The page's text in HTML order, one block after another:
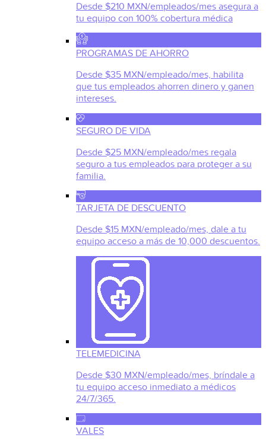
Desde $210 MXN/empleados/mes asegura a
tu equipo con 100% cobertura médica
PROGRAMAS DE AHORRO
Desde $35 MXN/empleado/mes, habilita
que tus empleados ahorren dinero y ganen
intereses.
SEGURO DE VIDA
Desde $25 MXN/empleado/mes regala
seguro a tus empleados para proteger a su
familia.
TARJETA DE DESCUENTO
Desde $15 MXN/empleado/mes, dale a tu
equipo acceso a más de 10,000 descuentos.
TELEMEDICINA
Desde $30 MXN/empleado/mes, bríndale a
tu equipo acceso inmediato a médicos
24/7/365.
VALES